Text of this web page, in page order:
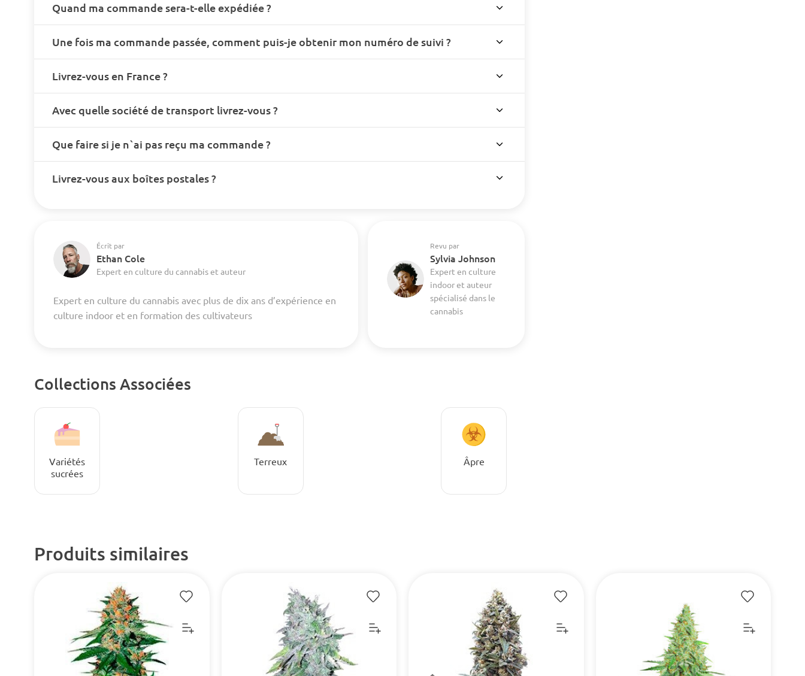
Quand ma commande sera-t-elle expédiée ?
Une fois ma commande passée, comment puis-je obtenir mon numéro de suivi ?
Livrez-vous en France ?
Avec quelle société de transport livrez-vous ?
Que faire si je n`ai pas reçu ma commande ?
Livrez-vous aux boîtes postales ?
Écrit par
Ethan Cole
Expert en culture du cannabis et auteur
Expert en culture du cannabis avec plus de dix ans d’expérience en
culture indoor et en formation des cultivateurs
Revu par
Sylvia Johnson
Expert en culture
indoor et auteur
spécialisé dans le
cannabis
Collections Associées
Variétés
sucrées
Terreux Âpre
Produits similaires